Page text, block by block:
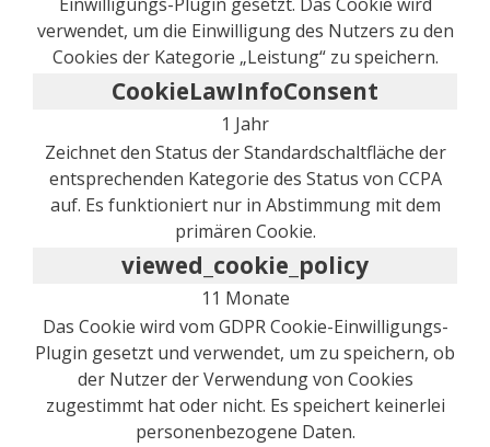
verwendet, um die Einwilligung des Nutzers zu den
Cookies der Kategorie „Leistung“ zu speichern.
CookieLawInfoConsent
1 Jahr
Zeichnet den Status der Standardschaltfläche der
entsprechenden Kategorie des Status von CCPA
auf. Es funktioniert nur in Abstimmung mit dem
primären Cookie.
viewed_cookie_policy
11 Monate
Das Cookie wird vom GDPR Cookie-Einwilligungs-
Plugin gesetzt und verwendet, um zu speichern, ob
der Nutzer der Verwendung von Cookies
zugestimmt hat oder nicht. Es speichert keinerlei
personenbezogene Daten.